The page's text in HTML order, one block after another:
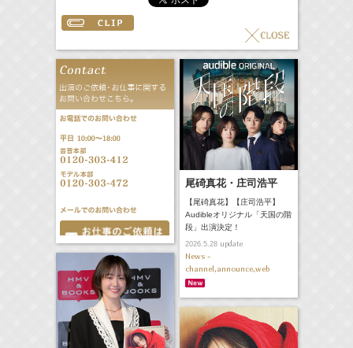
尾碕真花・庄司浩平
【尾碕真花】【庄司浩平】
Audibleオリジナル「天国の階
段」出演決定！
2026.5.28update
News -
channel,announce,web